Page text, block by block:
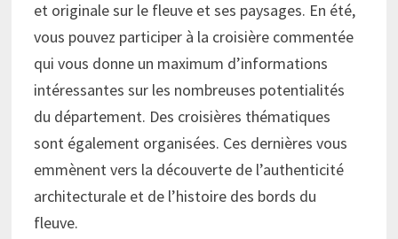
et originale sur le fleuve et ses paysages. En été,
vous pouvez participer à la croisière commentée
qui vous donne un maximum d’informations
intéressantes sur les nombreuses potentialités
du département. Des croisières thématiques
sont également organisées. Ces dernières vous
emmènent vers la découverte de l’authenticité
architecturale et de l’histoire des bords du
fleuve.